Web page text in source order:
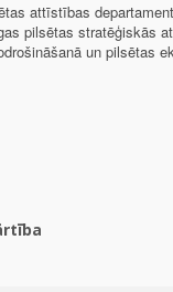
attīstības
pilsētas stratēģiskās
un pilsētas